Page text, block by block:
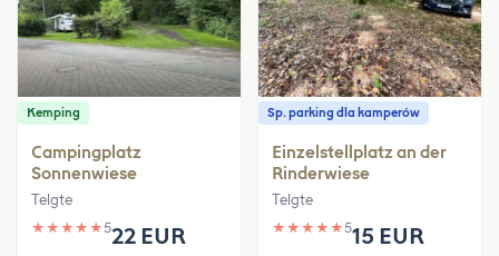
Kemping
Campingplatz
Sonnenwiese
Telgte
★ ★ ★ ★ ★522 EUR
Sp. parking dla kamperów
Einzelstellplatz an der
Rinderwiese
Telgte
★ ★ ★ ★ ★515 EUR